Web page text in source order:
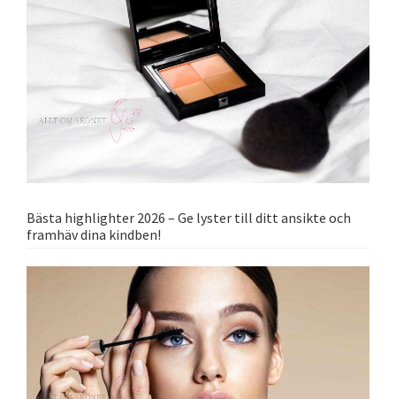
Bästa highlighter 2026 – Ge lyster till ditt ansikte och
framhäv dina kindben!